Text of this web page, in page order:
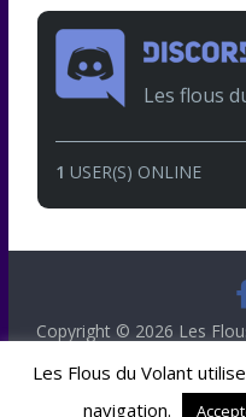
Les flous
1 USER(S) ONLINE
Copyright © 2026 Les
Les Flous du Volant
navigation.